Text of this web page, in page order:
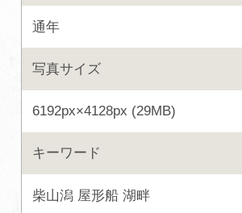
よくあるご質問・お問い合わせ
プライバシーポリシー
通年
写真サイズ
6192px×4128px (29MB)
キーワード
柴山潟 屋形船 湖畔